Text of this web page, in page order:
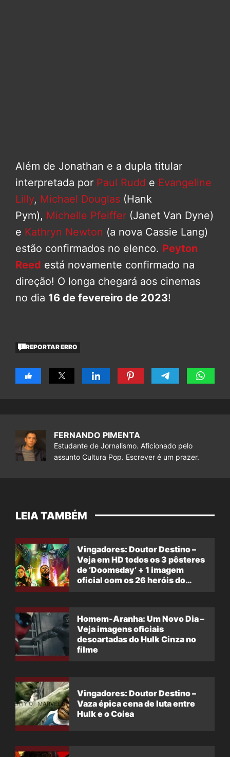
Além de Jonathan e a dupla titular
interpretada por Paul Rudd e Evangeline
Lilly, Michael Douglas (Hank
Pym), Michelle Pfeiffer (Janet Van Dyne)
e Kathryn Newton (a nova Cassie Lang)
estão confirmados no elenco. Peyton
Reed está novamente confirmado na
direção! O longa chegará aos cinemas
no dia 16 de fevereiro de 2023!
REPORTAR ERRO
FERNANDO PIMENTA
Estudante de Jornalismo. Aficionado pelo
assunto Cultura Pop. Escrever é um prazer.
LEIA TAMBÉM
Vingadores: Doutor Destino –
Veja em HD todos os 3 pôsteres
de ‘Doomsday’ + 1 imagem
oficial com os 26 heróis do
Homem-Aranha: Um Novo Dia –
Veja imagens oficiais
descartadas do Hulk Cinza no
filme
Vingadores: Doutor Destino –
Vaza épica cena de luta entre
Hulk e o Coisa